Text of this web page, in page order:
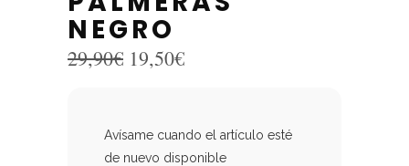
NEGRO
29,90€ El
precio
29,90€.
19,50€El
19,50€.
Avísame cuando el artículo esté
de nuevo disponible